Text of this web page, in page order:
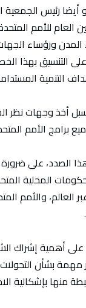
رئيس الجمعية
العام للأمم
ورؤساء
التنسيق بهذا
التنمية
أخذ وجهات نظر
برامج الأمم
الصدد، على
المحلية
العالم، والأمم
على أهمية إشراك
بشأن
منها بإشكالية